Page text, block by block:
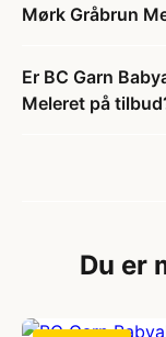
Mørk Gråbrun
Er BC Garn
Meleret på
Du er